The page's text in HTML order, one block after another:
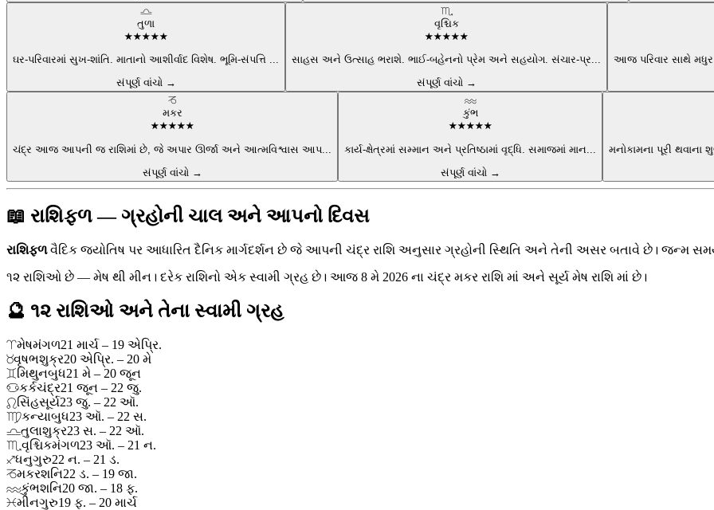
♎
તુળા
★★★★★
ઘર-પરિવારમાં સુખ-શાંતિ. માતાનો આશીર્વાદ વિશેષ. ભૂમિ-સંપત્તિ
સંપૂર્ણ વાંચો →
♏
વૃશ્ચિક
★★★★★
સાહસ અને ઉત્સાહ ભરાશે. ભાઈ-બહેનનો પ્રેમ અને સહયોગ. સંચાર-પ્ર
સંપૂર્ણ વાંચો →
આજ પરિવાર સાથે
♑
મકર
★★★★★
ચંદ્ર આજ આપની જ રાશિમાં છે, જે અપાર ઊર્જા અને આત્મવિશ્વાસ આપ
સંપૂર્ણ વાંચો →
♒
કુંભ
★★★★★
કાર્ય-ક્ષેત્રમાં સમ્માન અને પ્રતિષ્ઠામાં વૃદ્ધિ. સમાજમાં માન
સંપૂર્ણ વાંચો →
મનોકામના પૂરી
📖 રાશિફળ — ગ્રહોની ચાલ અને આપનો દિવસ
રાશિફળવૈદિક જ્યોતિષ પર આધારિત દૈનિક માર્ગદર્શન છે જે આપની ચંદ્ર રાશિ અનુસાર ગ્રહોની સ્થિતિ અને તેની અસર બતાવે છે। જન્મ
૧૨ રાશિઓ છે — મેષ થી મીન। દરેક રાશિનો એક સ્વામી ગ્રહ છે। આજ 8 મે 2026 ના ચંદ્ર મકર રાશિ માં અને સૂર્ય મેષ રાશિ માં છે।
🔮 ૧૨ રાશિઓ અને તેના સ્વામી ગ્રહ
♈મેષમંગળ21 માર્ચ – 19 એપ્રિ.
♉વૃષભશુક્ર20 એપ્રિ. – 20 મે
♊મિથુનબુધ21 મે – 20 જૂન
♋કર્કચંદ્ર21 જૂન – 22 જુ.
♌સિંહસૂર્ય23 જુ. – 22 ઑ.
♍કન્યાબુધ23 ઑ. – 22 સ.
♎તુલાશુક્ર23 સ. – 22 ઑ.
♏ વૃશ્ચિકમંગળ23 ઑ. – 21 ન.
♐ધનુગુરુ22 ન. – 21 ડ.
♑મકરશનિ22 ડ. – 19 જા.
♒કુંભશનિ20 જા. – 18 ફ.
♓મીનગુરુ19 ફ. – 20 માર્ચ